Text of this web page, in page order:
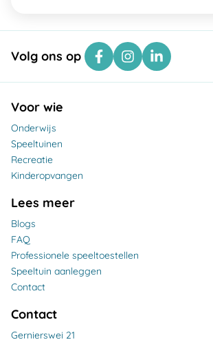
Volg ons op
Voor wie
Onderwijs
Speeltuinen
Recreatie
Kinderopvangen
Lees meer
Blogs
FAQ
Professionele speeltoestellen
Speeltuin aanleggen
Contact
Contact
Gernierswei 21